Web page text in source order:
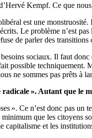
Kempf. Ce que
est une
Le problème n’est
de parler des
sociaux. Il faut
possible techniquement.
ne sommes pas prêts à
». Autant que le
». Ce n’est donc pas
que les citoyens
et les